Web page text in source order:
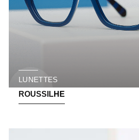
LUNETTES
ROUSSILHE